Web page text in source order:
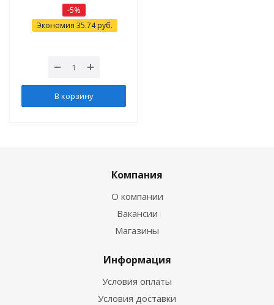
-5%
Экономия 35.74руб.
В корзину
Компания
О компании
Вакансии
Магазины
Информация
Условия оплаты
Условия доставки